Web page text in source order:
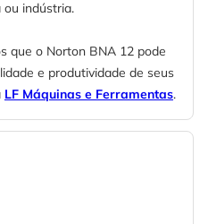
ou indústria.
que o Norton BNA 12 pode
e produtividade de seus
LF Máquinas e Ferramentas.